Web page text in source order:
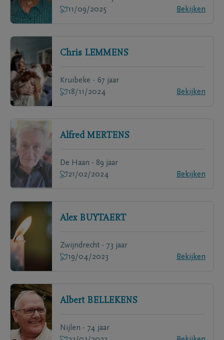
11/09/2025
Bekijken
Chris LEMMENS
Kruibeke - 67 jaar
18/11/2024
Bekijken
Alfred MERTENS
De Haan - 89 jaar
21/02/2024
Bekijken
Alex BUYTAERT
Zwijndrecht - 73 jaar
19/04/2023
Bekijken
Albert BELLEKENS
Nijlen - 74 jaar